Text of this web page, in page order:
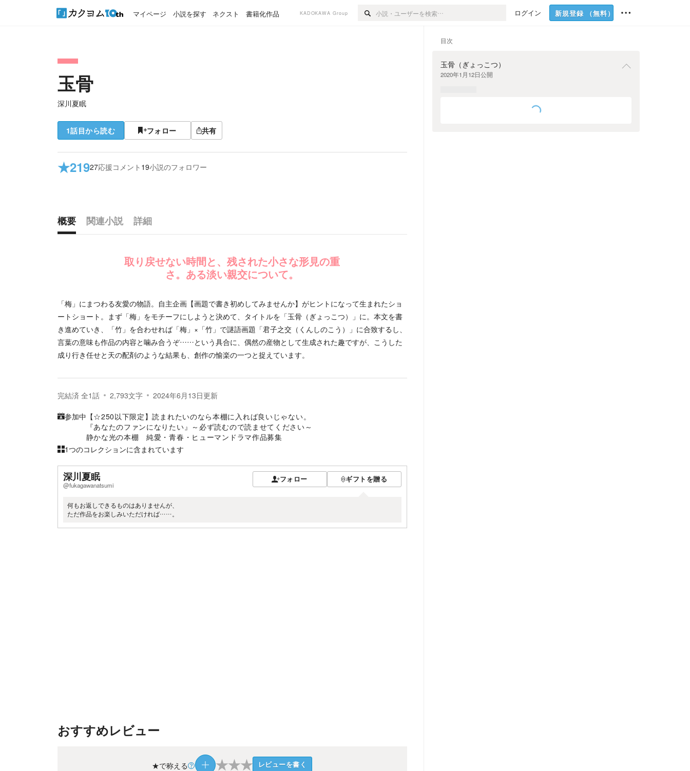
マイページ 小説を探す ネクスト 書籍化作品 KADOKAWA Group ログイン 新規登録 （無料）
玉骨
深川夏眠
1話目から読む フォロー 共有
★21927応援コメント 19小説のフォロワー
概要 関連小説
詳細
取り戻せない時間と、残された小さな形見の重
さ。ある淡い親交について。
「梅」にまつわる友愛の物語。自主企画【画題で書き初めしてみませんか】がヒントになって生まれたショ
ートショート。まず「梅」をモチーフにしようと決めて、タイトルを「玉骨（ぎょっこつ）」に。本文を書
き進めていき、「竹」を合わせれば「梅」×「竹」で謎語画題「君子之交（くんしのこう）」に合致するし、
言葉の意味も作品の内容と噛み合うぞ……という具合に、偶然の産物として生成された趣ですが、こうした
成り行き任せと天の配剤のような結果も、創作の愉楽の一つと捉えています。
完結済 全1話 2,793文字 2024年6月13日更新
参加中 【☆250以下限定】読まれたいのなら本棚に入れば良いじゃない。
『あなたのファンになりたい』～必ず読むので読ませてください～
静かな光の本棚 純愛・青春・ヒューマンドラマ作品募集
1つのコレクションに含まれています
深川夏眠
@fukagawanatsumi
フォロー ギフトを贈る
何もお返しできるものはありませんが、
ただ作品をお楽しみいただければ……。
おすすめレビュー
★で称える ★★★ レビューを書く
目次
玉骨（ぎょっこつ）
2020年1月12日公開